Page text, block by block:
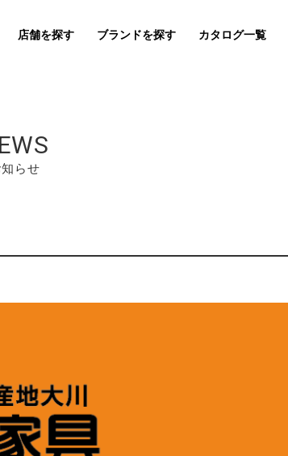
店舗を探す ブランドを探す カタログ一覧
知らせ